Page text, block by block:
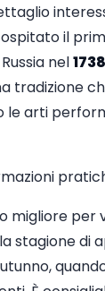
ospitato il
nel1738
tradizione
le arti
migliore per
stagione di